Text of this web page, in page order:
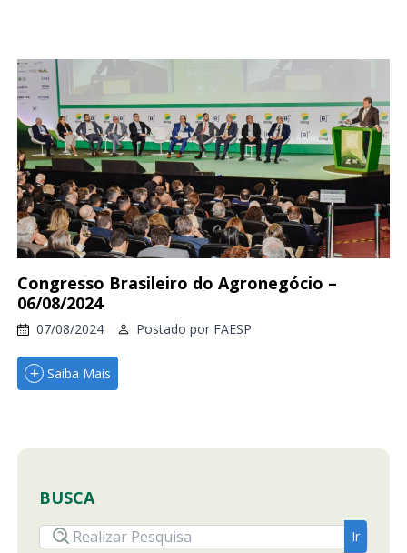
Congresso Brasileiro do Agronegócio –
06/08/2024
07/08/2024 Postado por FAESP
Saiba Mais
BUSCA